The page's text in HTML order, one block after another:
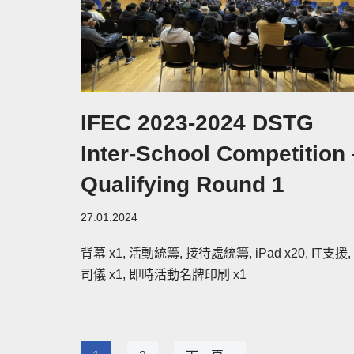
IFEC 2023-2024 DSTG
Inter-School Competition
Qualifying Round 1
27.01.2024
背幕 x1, 活動統籌, 接待處統籌, iPad x20, IT支援,
司儀 x1, 即時活動名牌印刷 x1